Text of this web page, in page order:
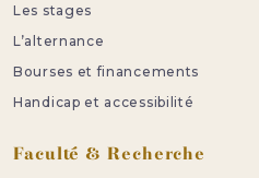
Les stages
L’alternance
Bourses et financements
Handicap et accessibilité
Faculté & Recherche